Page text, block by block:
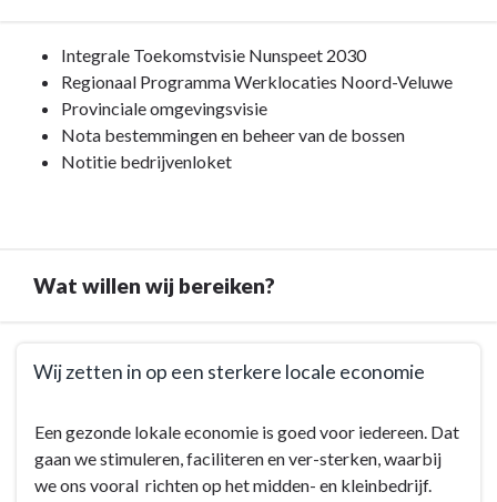
Terug
navigatie
Programma
Bestuurlijke
Integrale Toekomstvisie Nunspeet 2030
Regionaal Programma Werklocaties Noord-Veluwe
Provinciale omgevingsvisie
Nota bestemmingen en beheer van de bossen
Notitie bedrijvenloket
Wat willen wij bereiken?
Programma
Wij zetten in op een sterkere locale economie
naar
navigatie
Een gezonde lokale economie is goed voor iedereen. Dat
gaan we stimuleren, faciliteren en ver-sterken, waarbij
we ons vooral richten op het midden- en kleinbedrijf.